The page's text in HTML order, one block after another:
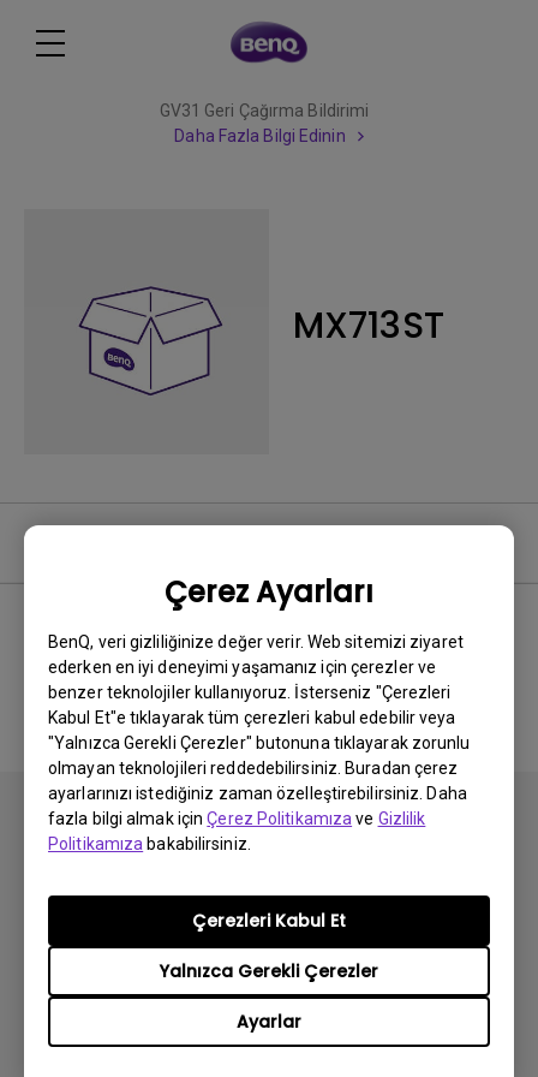
Çerez Ayarları
BenQ, veri gizliliğinize değer verir. Web sitemizi ziyaret
ederken en iyi deneyimi yaşamanız için çerezler ve
benzer teknolojiler kullanıyoruz. İsterseniz "Çerezleri
Kabul Et"e tıklayarak tüm çerezleri kabul edebilir veya
"Yalnızca Gerekli Çerezler" butonuna tıklayarak zorunlu
olmayan teknolojileri reddedebilirsiniz. Buradan çerez
ayarlarınızı istediğiniz zaman özelleştirebilirsiniz. Daha
fazla bilgi almak içinÇerez Politikamıza ve Gizlilik
Politikamıza bakabilirsiniz.
Ayarlar
Yalnızca Gerekli Çerezler
Çerezleri Kabul Et
GV31 Geri Çağırma Bildirimi
Daha Fazla Bilgi Edinin
MX713ST
Kullanım Kılavuzu
İlgili El Kitabı bulunmuyor
Abone olun